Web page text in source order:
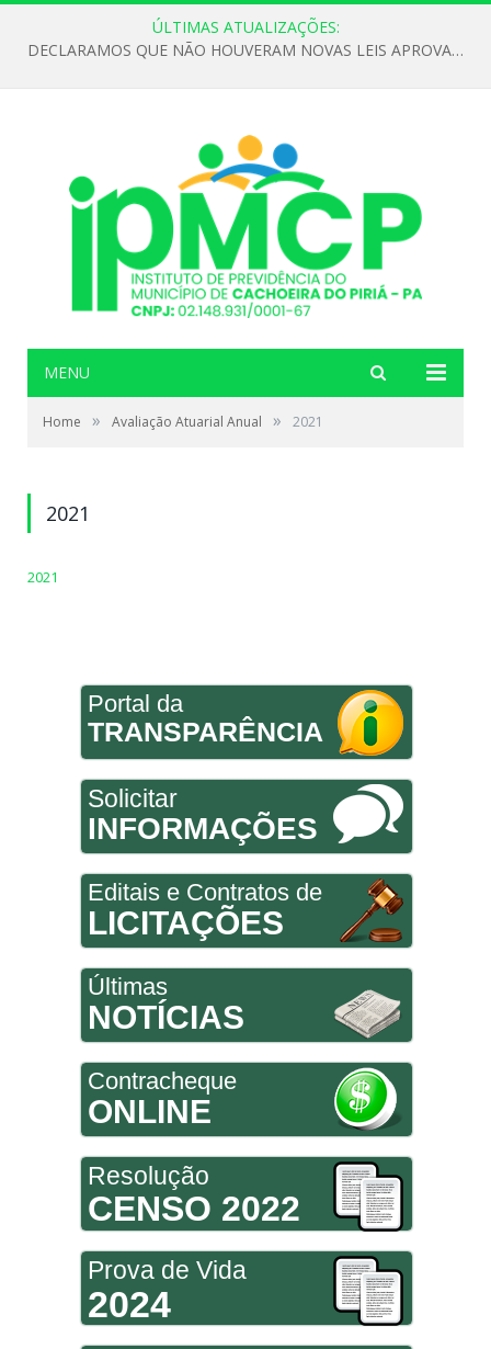
ÚLTIMAS ATUALIZAÇÕES:
DECLARAMOS QUE NÃO HOUVERAM NOVAS LEIS APROVADAS ATÉ O MOMENTO PARA O INSTITUTO DE PREVIDÊNCIA NO ANO DE 2026
MENU
Home » Avaliação Atuarial Anual » 2021
2021
2021
Portal da
TRANSPARÊNCIA
Solicitar
INFORMAÇÕES
Editais e Contratos de
LICITAÇÕES
Últimas
NOTÍCIAS
Contracheque
ONLINE
Resolução
CENSO 2022
Prova de Vida
2024